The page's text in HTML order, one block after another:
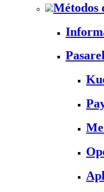
Métodos